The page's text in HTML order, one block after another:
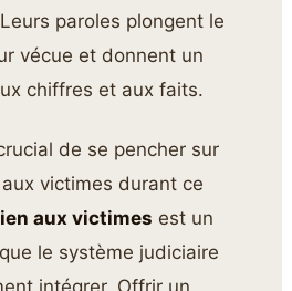
paroles plongent le
vécue et donnent un
chiffres et aux faits.
de se pencher sur
victimes durant ce
aux victimes est un
le système judiciaire
intégrer. Offrir un